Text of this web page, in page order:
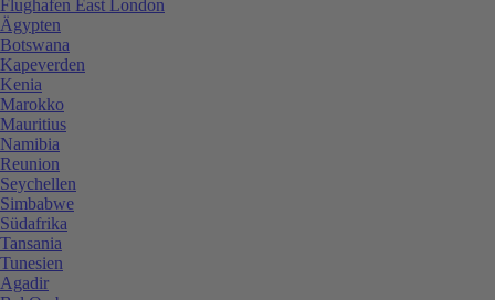
Flughafen East London
Ägypten
Botswana
Kapeverden
Kenia
Marokko
Mauritius
Namibia
Reunion
Seychellen
Simbabwe
Südafrika
Tansania
Tunesien
Agadir